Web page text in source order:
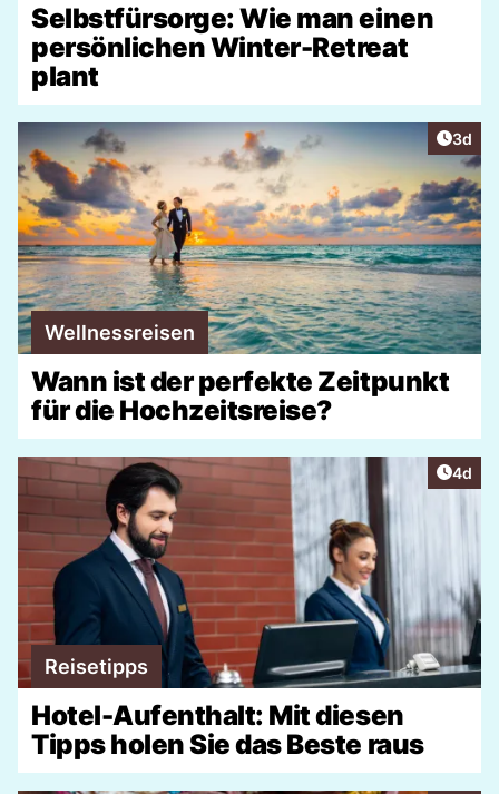
Selbstfürsorge: Wie man einen
persönlichen Winter-Retreat
plant
3d
Wellnessreisen
Wann ist der perfekte Zeitpunkt
für die Hochzeitsreise?
4d
Reisetipps
Hotel-Aufenthalt: Mit diesen
Tipps holen Sie das Beste raus